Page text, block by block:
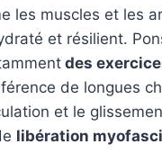
les muscles et les
et résilient.
des
de longues
et le
libération